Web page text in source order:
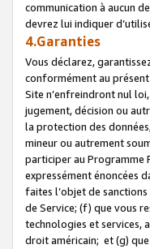
communication à aucun
devrez lui indiquer
4.Garanties
Vous déclarez,
conformément au
Site n’enfreindront nul
jugement, décision ou
la protection des
mineur ou autrement
participer au Programme
expressément énoncées
faites l’objet de
de Service; (f) que vous
technologies et services,
droit américain; et (g)